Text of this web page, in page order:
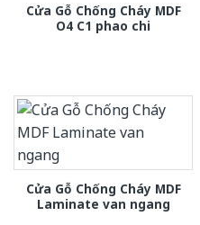
Cửa Gỗ Chống Cháy MDF
O4 C1 phao chi
Cửa Gỗ Chống Cháy MDF
Laminate van ngang